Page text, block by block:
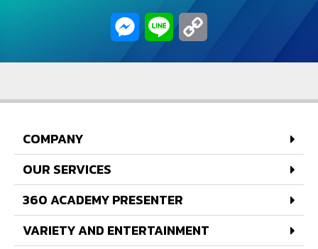
Messenger
Line
COMPANY
OUR SERVICES
360 ACADEMY PRESENTER
VARIETY AND ENTERTAINMENT